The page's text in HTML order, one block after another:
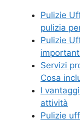
Pulizie
pulizia
Pulizie
Servizi
Cosa
I
attività
Pulizie